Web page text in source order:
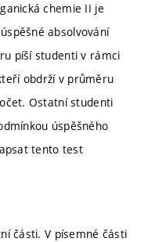
chemie II je
absolvování
píší studenti v rámci
obdrží v průměru
Ostatní studenti
úspěšného
tento test
části. V písemné části